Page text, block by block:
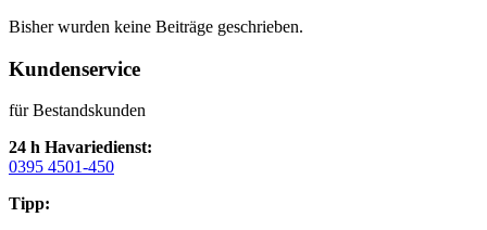
Bisher wurden keine Beiträge geschrieben.
Kundenservice
für Bestandskunden
24 h Havariedienst:
0395 4501-450
Tipp: